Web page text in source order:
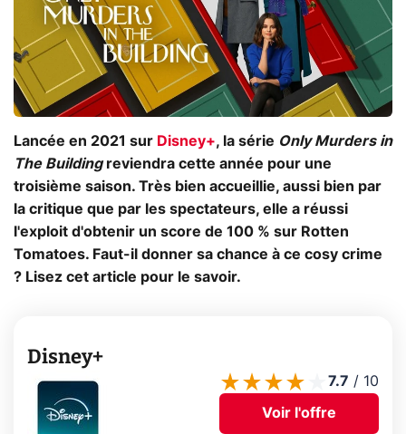
Lancée en 2021 sur Disney+, la série Only Murders in
The Buildingreviendra cette année pour une
troisième saison. Très bien accueillie, aussi bien par
la critique que par les spectateurs, elle a réussi
l'exploit d'obtenir un score de 100 % sur Rotten
Tomatoes. Faut-il donner sa chance à ce cosy crime
? Lisez cet article pour le savoir.
Disney+
7.7 / 10
Voir l'offre